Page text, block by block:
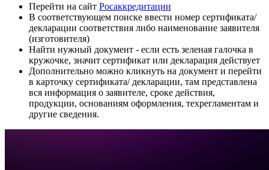
Перейти на сайт Росаккредитации
В соответствующем поиске ввести номер сертификата/
декларации соответствия либо наименование заявителя
(изготовителя)
Найти нужный документ - если есть зеленая галочка в
кружочке, значит сертификат или декларация действует
Дополнительно можно кликнуть на документ и перейти
в карточку сертификата/ декларации, там представлена
вся информация о заявителе, сроке действия,
продукции, основаниям оформления, техрегламентам и
другие сведения.